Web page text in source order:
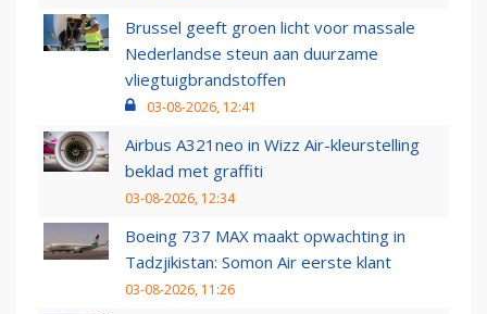
Brussel geeft groen licht voor massale
Nederlandse steun aan duurzame
vliegtuigbrandstoffen
03-08-2026, 12:41
Airbus A321neo in Wizz Air-kleurstelling
beklad met graffiti
03-08-2026, 12:34
Boeing 737 MAX maakt opwachting in
Tadzjikistan: Somon Air eerste klant
03-08-2026, 11:26